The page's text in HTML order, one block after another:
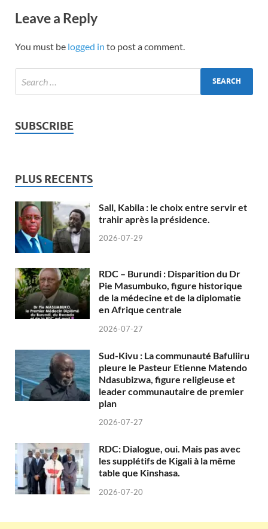
Leave a Reply
You must be logged in to post a comment.
SUBSCRIBE
PLUS RECENTS
Sall, Kabila : le choix entre servir et
trahir après la présidence.
2026-07-29
RDC – Burundi : Disparition du Dr
Pie Masumbuko, figure historique
de la médecine et de la diplomatie
en Afrique centrale
2026-07-27
Sud-Kivu : La communauté Bafuliiru
pleure le Pasteur Etienne Matendo
Ndasubizwa, figure religieuse et
leader communautaire de premier
plan
2026-07-27
RDC: Dialogue, oui. Mais pas avec
les supplétifs de Kigali à la même
table que Kinshasa.
2026-07-20